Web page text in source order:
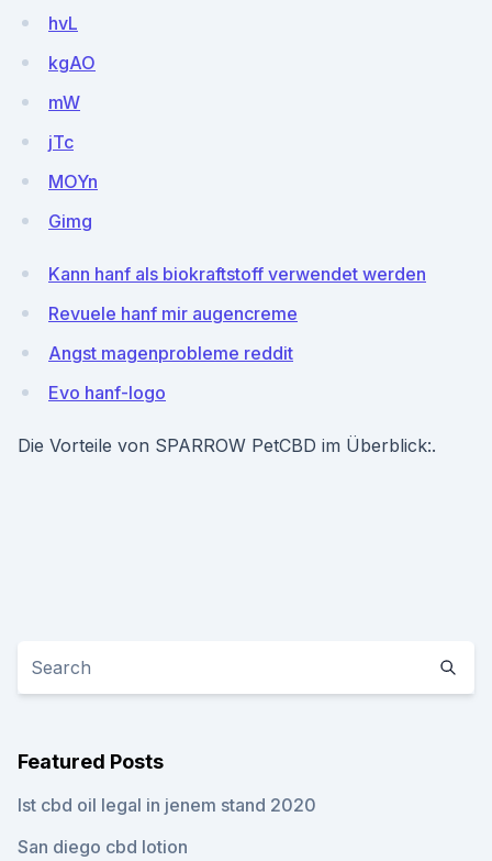
hvL
kgAO
mW
jTc
MOYn
Gimg
Kann hanf als biokraftstoff verwendet werden
Revuele hanf mir augencreme
Angst magenprobleme reddit
Evo hanf-logo
Die Vorteile von SPARROW PetCBD im Überblick:.
Featured Posts
Ist cbd oil legal in jenem stand 2020
San diego cbd lotion